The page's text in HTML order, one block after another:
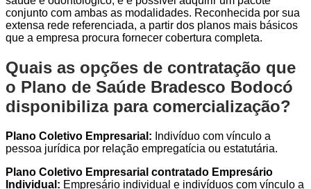
conjunto com ambas as modalidades. Reconhecida por sua
extensa rede referenciada, a partir dos planos mais básicos
que a empresa procura fornecer cobertura completa.
Quais as opções de contratação que
o Plano de Saúde Bradesco Bodocó
disponibiliza para comercialização?
Plano Coletivo Empresarial: Indivíduo com vínculo a
pessoa jurídica por relação empregatícia ou estatutária.
Plano Coletivo Empresarial contratado Empresário
Individual: Empresário individual e indivíduos com vínculo a